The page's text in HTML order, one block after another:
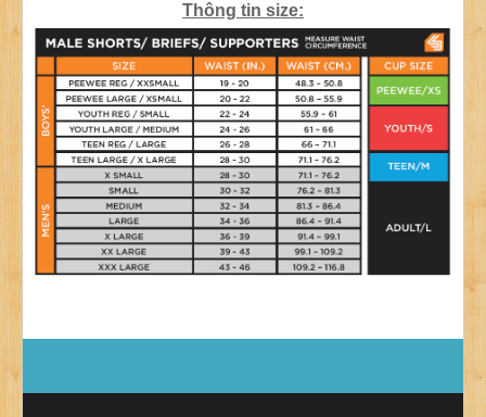
Thông tin size: